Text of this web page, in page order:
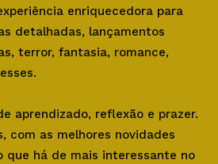
enriquecedora para
detalhadas, lançamentos
terror, fantasia, romance,
aprendizado, reflexão e prazer.
com as melhores novidades
que há de mais interessante no